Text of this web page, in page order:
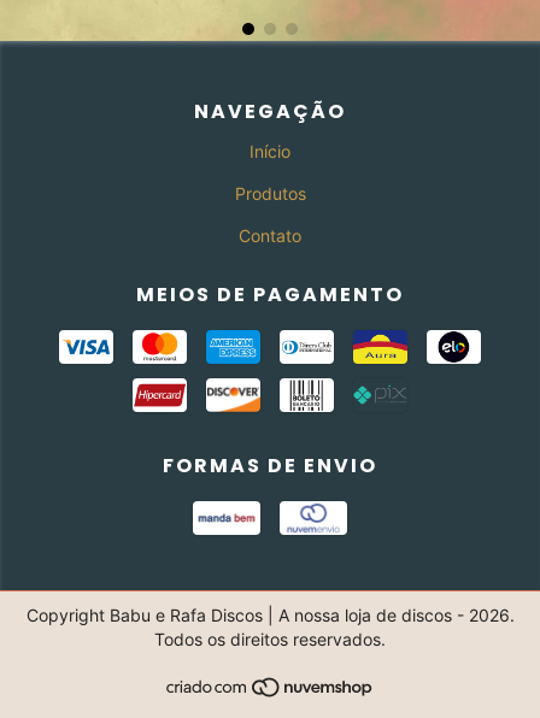
NAVEGAÇÃO
Início
Produtos
Contato
MEIOS DE PAGAMENTO
FORMAS DE ENVIO
Copyright Babu e Rafa Discos | A nossa loja de discos - 2026.
Todos os direitos reservados.